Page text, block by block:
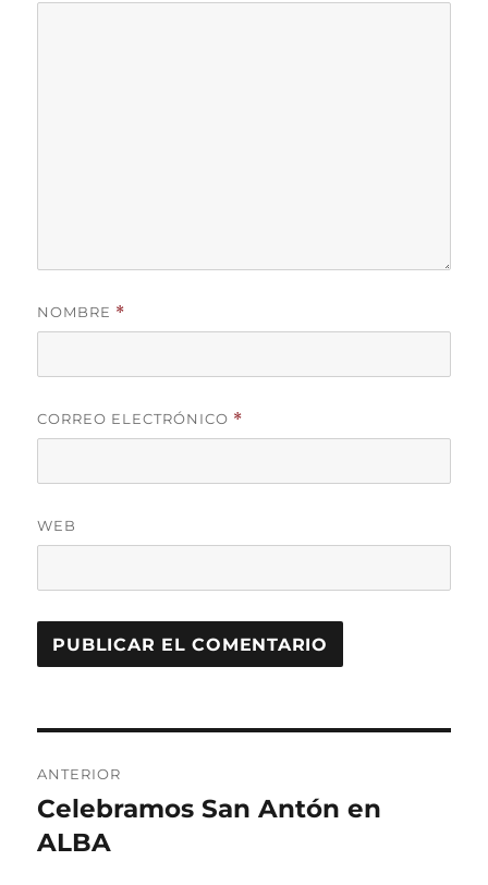
NOMBRE *
CORREO ELECTRÓNICO *
WEB
de
entradas
ANTERIOR
Entrada
anterior:
Celebramos San Antón en
ALBA